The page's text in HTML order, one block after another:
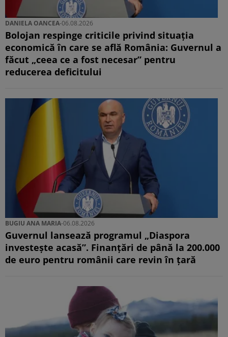
DANIELA OANCEA-06.08.2026
Bolojan respinge criticile privind situația
economică în care se află România: Guvernul a
făcut „ceea ce a fost necesar” pentru
reducerea deficitului
BUGIU ⁠ANA MARIA-06.08.2026
Guvernul lansează programul „Diaspora
investește acasă”. Finanțări de până la 200.000
de euro pentru românii care revin în țară